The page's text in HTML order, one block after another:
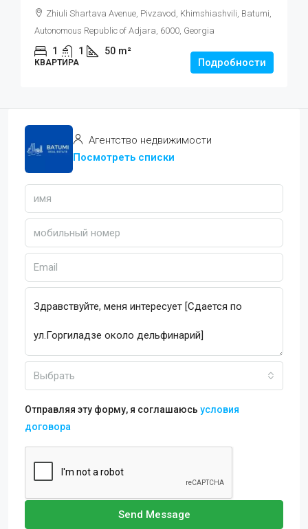
Zhiuli Shartava Avenue, Pivzavod, Khimshiashvili, Batumi,
Autonomous Republic of Adjara, 6000, Georgia
1 1 50 m²
КВАРТИРА Подробности
Агентство недвижимости
Посмотреть списки
Выбрать
Отправляя эту форму, я соглашаюсь условия
договора
Send Message